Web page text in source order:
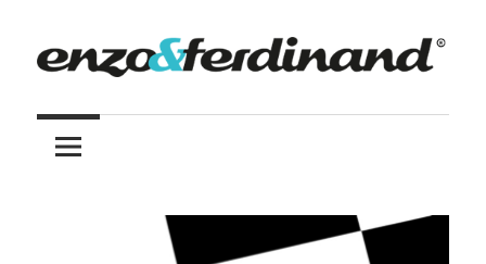
Inhalt
springen
enzo
&
Ferdinand